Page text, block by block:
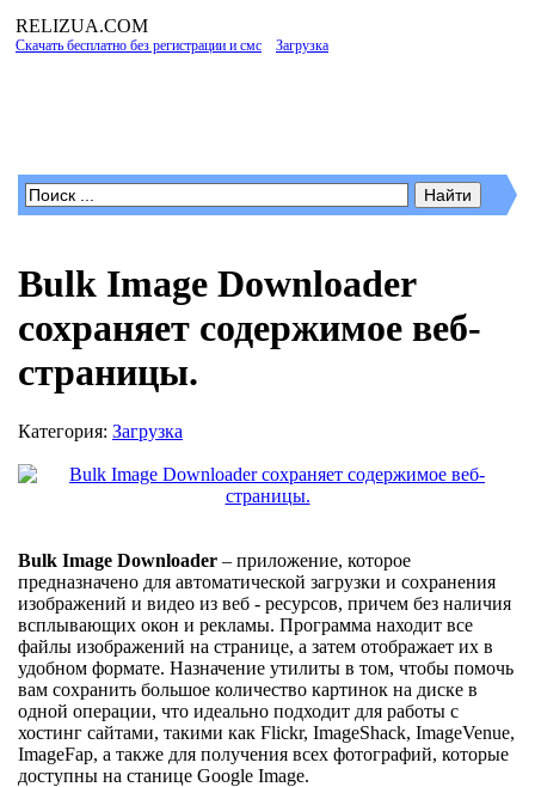
RELIZUA.COM
Скачать бесплатно без регистрации и смс Загрузка
Bulk Image Downloader
сохраняет содержимое веб-
страницы.
Категория: Загрузка
Bulk Image Downloader – приложение, которое
предназначено для автоматической загрузки и сохранения
изображений и видео из веб - ресурсов, причем без наличия
всплывающих окон и рекламы. Программа находит все
файлы изображений на странице, а затем отображает их в
удобном формате. Назначение утилиты в том, чтобы помочь
вам сохранить большое количество картинок на диске в
одной операции, что идеально подходит для работы с
хостинг сайтами, такими как Flickr, ImageShack, ImageVenue,
ImageFap, а также для получения всех фотографий, которые
доступны на станице Google Image.